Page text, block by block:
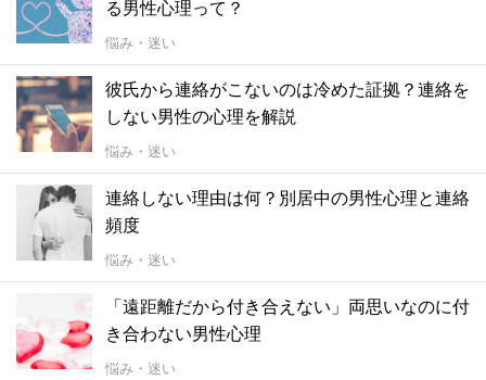
る男性心理って？
悩み・迷い
彼氏から連絡がこないのは冷めた証拠？連絡を
しない男性の心理を解説
悩み・迷い
連絡しない理由は何？別居中の男性心理と連絡
頻度
悩み・迷い
「遠距離だから付き合えない」両思いなのに付
き合わない男性心理
悩み・迷い